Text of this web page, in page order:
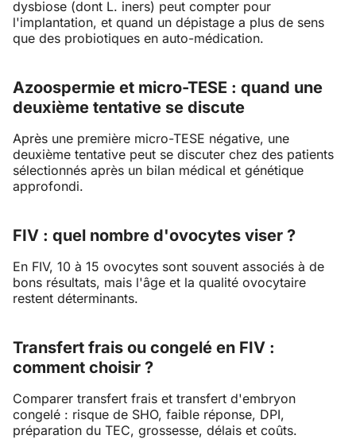
dysbiose (dont L. iners) peut compter pour
l'implantation, et quand un dépistage a plus de sens
que des probiotiques en auto-médication.
Azoospermie et micro-TESE : quand une
deuxième tentative se discute
Après une première micro-TESE négative, une
deuxième tentative peut se discuter chez des patients
sélectionnés après un bilan médical et génétique
approfondi.
FIV : quel nombre d'ovocytes viser ?
En FIV, 10 à 15 ovocytes sont souvent associés à de
bons résultats, mais l'âge et la qualité ovocytaire
restent déterminants.
Transfert frais ou congelé en FIV :
comment choisir ?
Comparer transfert frais et transfert d'embryon
congelé : risque de SHO, faible réponse, DPI,
préparation du TEC, grossesse, délais et coûts.